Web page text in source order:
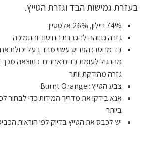
בעזרת גמישות הבד וגזרת הטייץ.
74% ניילון, 26% אלסטיין
גזרה גבוהה להגברת החיטוב והתמיכה
בד מחטב: הפריט עשוי מבד בעל יכולת
מהרגיל לעומת בדים אחרים. כתוצאה
גזרה מהודקת יותר
צבע הטייץ : Burnt Orange
אנא בידקו את מדריך המידות כדי לבחור
ביותר
יש לכבס את הטייץ בדיוק לפי הוראות